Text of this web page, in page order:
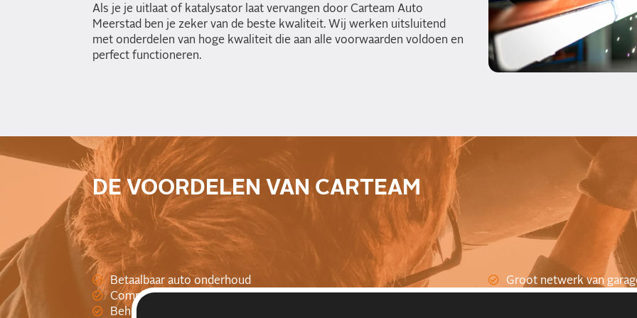
Als je je uitlaat of katalysator laat vervangen door Carteam Auto
Meerstad ben je zeker van de beste kwaliteit. Wij werken uitsluitend
met onderdelen van hoge kwaliteit die aan alle voorwaarden voldoen en
perfect functioneren.
DE VOORDELEN VAN CARTEAM
Betaalbaar auto onderhoud
Groot netwerk van
Compleet onderhoud
RDW erkend
Behoud van fabrieksgaratie